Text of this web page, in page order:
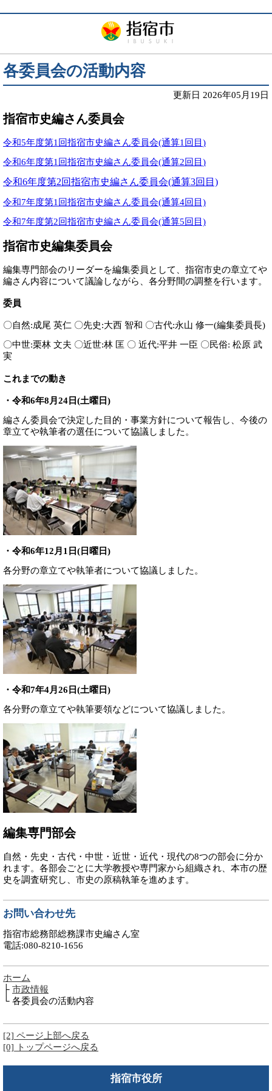
各委員会の活動内容
更新日 2026年05月19日
指宿市史編さん委員会
令和5年度第1回指宿市史編さん委員会(通算1回目 )
令和6年度第1回指宿市史編さん委員会(通算2回目 )
令和6年度第2回指宿市史編さん委員会(通算3回目)
令和7年度第1回指宿市史編さん委員会(通算4回目)
令和7年度第2回指宿市史編さん委員会(通算5回目)
指宿市史編集委員会
編集専門部会のリーダーを編集委員として
指宿市史の章立てや
編さん内容について議論しながら
各分野間の調整を行います。
委員
〇自然:成尾 英仁 〇先史:大西 智和 〇古代:永山 修一(編集委員長)
〇中世:栗林 文夫 〇近世:林 匡 〇 近代:平井 一臣 〇民俗: 松原 武
実
これまでの動き
・令和6年8月24日(土曜日)
編さん委員会で決定した目的・事業方針について報告し
今後の
章立てや執筆者の選任について協議しました。
・令和6年12月1日(日曜日)
各分野の章立てや執筆者について協議しました。
・令和7年4月26日(土曜日)
各分野の章立てや執筆要領などについて協議しました。
編集専門部会
自然・先史・古代・中世・近世・近代・現代の8つの部会に分か
れます。 各部会ごとに大学教授や専門家から組織され
本市の歴
史を調査研究し
市史の原稿執筆を進めます。
お問い合わせ先
指宿市総務部総務課市史編さん室
電話:080-8210-1656
ホーム
├ 市政情報
└ 各委員会の活動内容
[2] ページ上部へ戻る
[0] トップページへ戻る
指宿市役所